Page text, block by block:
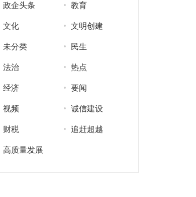
政企头条 教育
文化 文明创建
未分类 民生
法治 热点
经济 要闻
视频 诚信建设
财税 追赶超越
高质量发展